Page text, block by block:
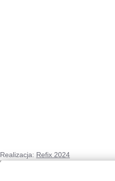
Realizacja: Refix 2024